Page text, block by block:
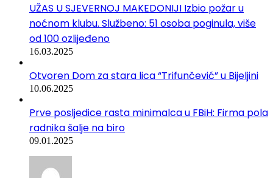
UŽAS U SJEVERNOJ MAKEDONIJI Izbio požar u
noćnom klubu. Službeno: 51 osoba poginula, više
od 100 ozlijeđeno
16.03.2025
Otvoren Dom za stara lica “Trifunčević” u Bijeljini
10.06.2025
Prve posljedice rasta minimalca u FBiH: Firma pola
radnika šalje na biro
09.01.2025